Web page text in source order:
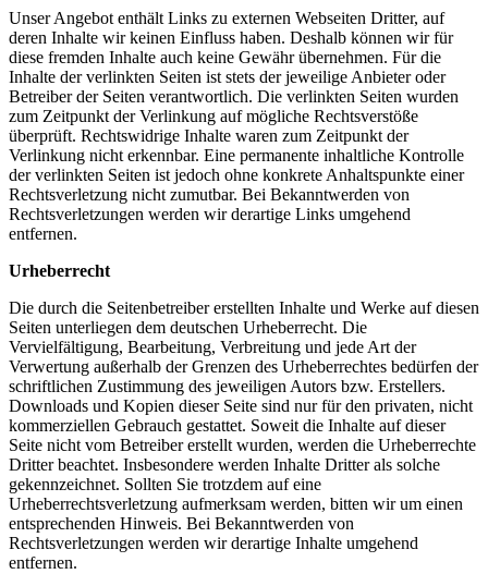
Unser Angebot enthält Links zu externen Webseiten Dritter, auf
deren Inhalte wir keinen Einfluss haben. Deshalb können wir für
diese fremden Inhalte auch keine Gewähr übernehmen. Für die
Inhalte der verlinkten Seiten ist stets der jeweilige Anbieter oder
Betreiber der Seiten verantwortlich. Die verlinkten Seiten wurden
zum Zeitpunkt der Verlinkung auf mögliche Rechtsverstöße
überprüft. Rechtswidrige Inhalte waren zum Zeitpunkt der
Verlinkung nicht erkennbar. Eine permanente inhaltliche Kontrolle
der verlinkten Seiten ist jedoch ohne konkrete Anhaltspunkte einer
Rechtsverletzung nicht zumutbar. Bei Bekanntwerden von
Rechtsverletzungen werden wir derartige Links umgehend
entfernen.
Urheberrecht
Die durch die Seitenbetreiber erstellten Inhalte und Werke auf diesen
Seiten unterliegen dem deutschen Urheberrecht. Die
Vervielfältigung, Bearbeitung, Verbreitung und jede Art der
Verwertung außerhalb der Grenzen des Urheberrechtes bedürfen der
schriftlichen Zustimmung des jeweiligen Autors bzw. Erstellers.
Downloads und Kopien dieser Seite sind nur für den privaten, nicht
kommerziellen Gebrauch gestattet. Soweit die Inhalte auf dieser
Seite nicht vom Betreiber erstellt wurden, werden die Urheberrechte
Dritter beachtet. Insbesondere werden Inhalte Dritter als solche
gekennzeichnet. Sollten Sie trotzdem auf eine
Urheberrechtsverletzung aufmerksam werden, bitten wir um einen
entsprechenden Hinweis. Bei Bekanntwerden von
Rechtsverletzungen werden wir derartige Inhalte umgehend
entfernen.